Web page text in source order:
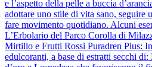
e l’aspetto della pelle a buccia
adottare uno stile di vita sano, seguire
fare movimento quotidiano. Alcuni
L’Erbolario del Parco Corolla di
Mirtillo e Frutti Rossi Puradren Plus:
edulcoranti, a base di estratti secchi